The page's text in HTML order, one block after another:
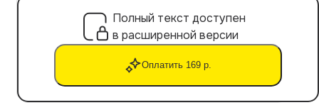
Полный текст доступен
в расширенной версии
Оплатить 169 р.